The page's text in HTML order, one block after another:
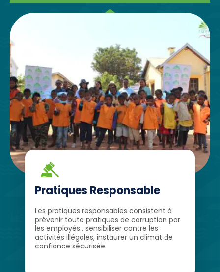
Pratiques Responsable
Les pratiques responsables consistent à
prévenir toute pratiques de corruption par
les employés , sensibiliser contre les
activités illégales, instaurer un climat de
confiance sécurisée